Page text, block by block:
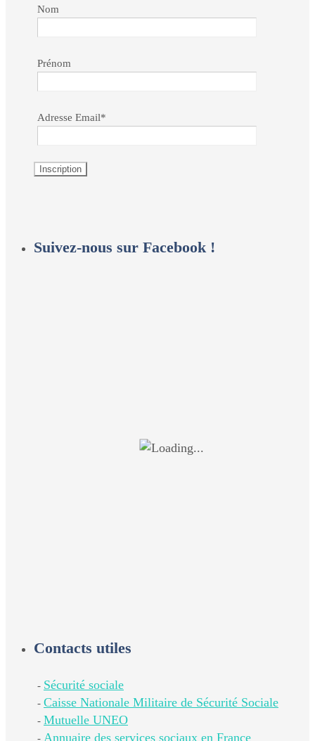
Nom
Prénom
Adresse Email*
Suivez-nous sur Facebook !
Contacts utiles
- Sécurité sociale
- Caisse Nationale Militaire de Sécurité Sociale
- Mutuelle UNEO
- Annuaire des services sociaux en France